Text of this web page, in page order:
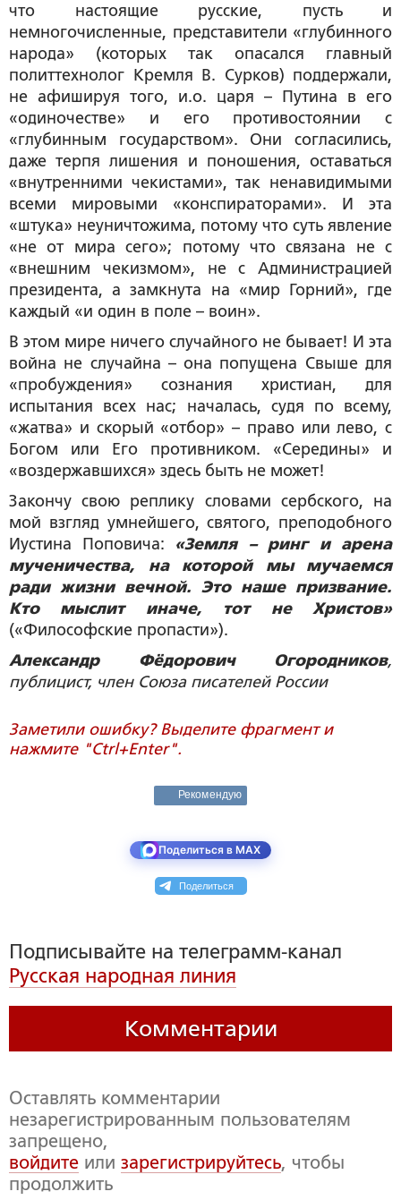
что настоящие русские, пусть и
немногочисленные, представители «глубинного
народа» (которых так опасался главный
политтехнолог Кремля В. Сурков) поддержали,
не афишируя того, и.о. царя – Путина в его
«одиночестве» и его противостоянии с
«глубинным государством». Они согласились,
даже терпя лишения и поношения, оставаться
«внутренними чекистами», так ненавидимыми
всеми мировыми «конспираторами». И эта
«штука» неуничтожима, потому что суть явление
«не от мира сего»; потому что связана не с
«внешним чекизмом», не с Администрацией
президента, а замкнута на «мир Горний», где
каждый «и один в поле – воин».
В этом мире ничего случайного не бывает! И эта
война не случайна – она попущена Свыше для
«пробуждения» сознания христиан, для
испытания всех нас; началась, судя по всему,
«жатва» и скорый «отбор» – право или лево, с
Богом или Его противником. «Середины» и
«воздержавшихся» здесь быть не может!
Закончу свою реплику словами сербского, на
мой взгляд умнейшего, святого, преподобного
Иустина Поповича: «Земля – ринг и арена
мученичества, на которой мы мучаемся
ради жизни вечной. Это наше призвание.
Кто мыслит иначе, тот не Христов»
(«Философские пропасти»).
Александр Фёдорович Огородников,
публицист, член Союза писателей России
Заметили ошибку? Выделите фрагмент и
нажмите "Ctrl+Enter".
Рекомендую
Поделиться в MAX
Поделиться
Подписывайте на телеграмм-канал
Русская народная линия
Комментарии
Оставлять комментарии
незарегистрированным пользователям
запрещено,
войдите или зарегистрируйтесь, чтобы
продолжить